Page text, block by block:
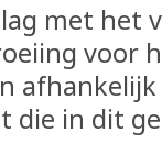
met het
voor
die in dit